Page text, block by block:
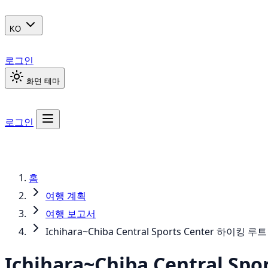
KO
로그인
화면 테마
로그인
홈
여행 계획
여행 보고서
Ichihara~Chiba Central Sports Center 하이킹 루트